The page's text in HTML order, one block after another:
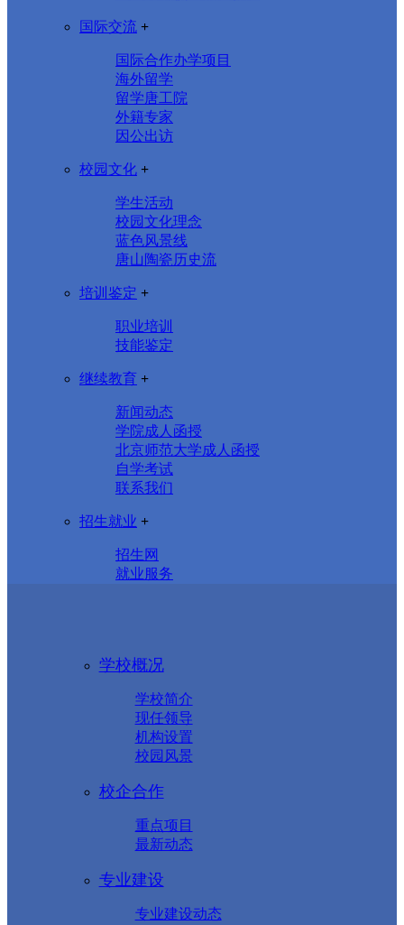
国际交流 +
国际合作办学项目
海外留学
留学唐工院
外籍专家
因公出访
校园文化 +
学生活动
校园文化理念
蓝色风景线
唐山陶瓷历史流
培训鉴定 +
职业培训
技能鉴定
继续教育 +
新闻动态
学院成人函授
北京师范大学成人函授
自学考试
联系我们
招生就业 +
招生网
就业服务
学校概况
学校简介
现任领导
机构设置
校园风景
校企合作
重点项目
最新动态
专业建设
专业建设动态